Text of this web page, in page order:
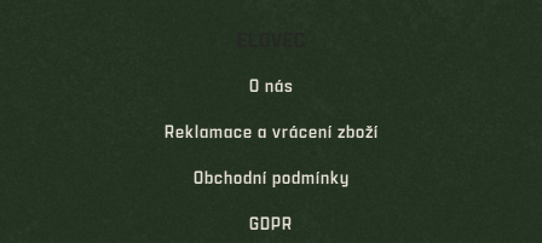
O nás
Reklamace a vrácení zboží
Obchodní podmínky
GDPR